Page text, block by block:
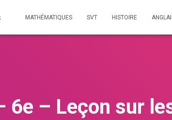
MATHÉMATIQUES SVT HISTOIRE
6e – Leçon sur